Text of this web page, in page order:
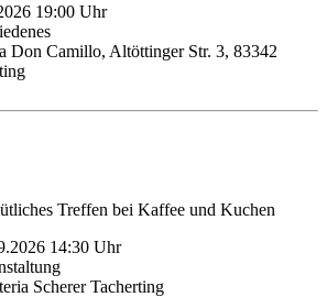
19:00 Uhr
Don Camillo, Altöttinger Str. 3, 83342
Treffen bei Kaffee und Kuchen
14:30 Uhr
Scherer Tacherting